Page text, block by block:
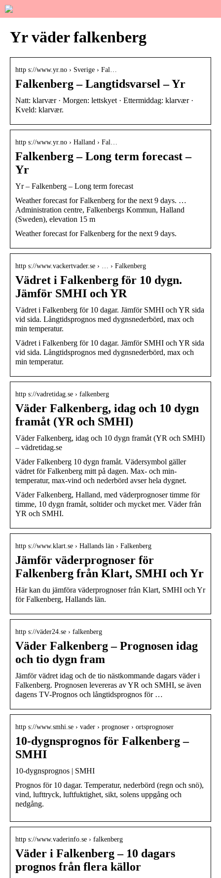
Yr väder falkenberg
http s://www.yr.no › Sverige › Fal…
Falkenberg – Langtidsvarsel – Yr
Natt: klarvær · Morgen: lettskyet · Ettermiddag: klarvær ·
Kveld: klarvær.
http s://www.yr.no › Halland › Fal…
Falkenberg – Long term forecast –
Yr
Yr – Falkenberg – Long term forecast
Weather forecast for Falkenberg for the next 9 days. …
Administration centre, Falkenbergs Kommun, Halland
(Sweden), elevation 15 m
Weather forecast for Falkenberg for the next 9 days.
http s://www.vackertvader.se › … › Falkenberg
Vädret i Falkenberg för 10 dygn.
Jämför SMHI och YR
Vädret i Falkenberg för 10 dagar. Jämför SMHI och YR sida
vid sida. Långtidsprognos med dygnsnederbörd, max och
min temperatur.
Vädret i Falkenberg för 10 dagar. Jämför SMHI och YR sida
vid sida. Långtidsprognos med dygnsnederbörd, max och
min temperatur.
http s://vadretidag.se › falkenberg
Väder Falkenberg, idag och 10 dygn
framåt (YR och SMHI)
Väder Falkenberg, idag och 10 dygn framåt (YR och SMHI)
– vädretidag.se
Väder Falkenberg 10 dygn framåt. Vädersymbol gäller
vädret för Falkenberg mitt på dagen. Max- och min-
temperatur, max-vind och nederbörd avser hela dygnet.
Väder Falkenberg, Halland, med väderprognoser timme för
timme, 10 dygn framåt, soltider och mycket mer. Väder från
YR och SMHI.
http s://www.klart.se › Hallands län › Falkenberg
Jämför väderprognoser för
Falkenberg från Klart, SMHI och Yr
Här kan du jämföra väderprognoser från Klart, SMHI och Yr
för Falkenberg, Hallands län.
http s://väder24.se › falkenberg
Väder Falkenberg – Prognosen idag
och tio dygn fram
Jämför vädret idag och de tio nästkommande dagars väder i
Falkenberg. Prognosen levereras av YR och SMHI, se även
dagens TV-Prognos och långtidsprognos för …
http s://www.smhi.se › vader › prognoser › ortsprognoser
10-dygnsprognos för Falkenberg –
SMHI
10-dygnsprognos | SMHI
Prognos för 10 dagar. Temperatur, nederbörd (regn och snö),
vind, lufttryck, luftfuktighet, sikt, solens uppgång och
nedgång.
http s://www.vaderinfo.se › falkenberg
Väder i Falkenberg – 10 dagars
prognos från flera källor